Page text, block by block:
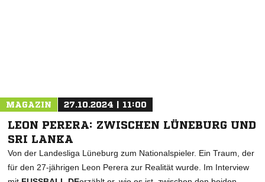
MAGAZIN 27.10.2024 | 11:00
LEON PERERA: ZWISCHEN LÜNEBURG UND
SRI LANKA
Von der Landesliga Lüneburg zum Nationalspieler. Ein Traum, der
für den 27-jährigen Leon Perera zur Realität wurde. Im Interview